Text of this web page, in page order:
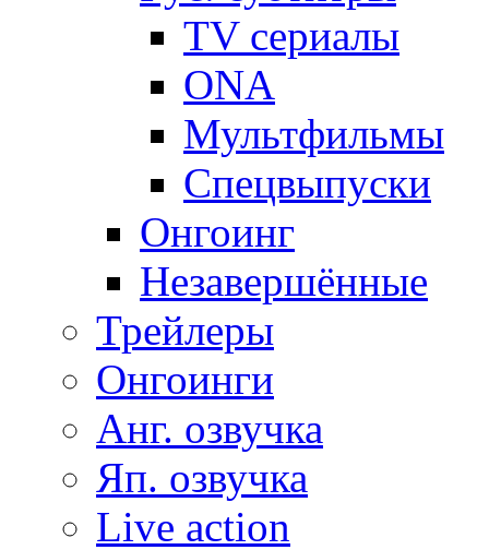
TV сериалы
ONA
Мультфильмы
Спецвыпуски
Онгоинг
Незавершённые
Трейлеры
Онгоинги
Анг. озвучка
Яп. озвучка
Live action